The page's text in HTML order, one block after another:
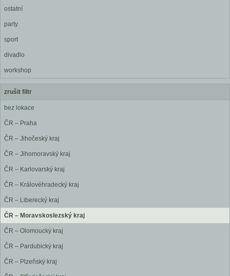
ostatní
party
sport
divadlo
workshop
zrušit filtr
bez lokace
ČR – Praha
ČR – Jihočeský kraj
ČR – Jihomoravský kraj
ČR – Karlovarský kraj
ČR – Královéhradecký kraj
ČR – Liberecký kraj
ČR – Moravskoslezský kraj
ČR – Olomoucký kraj
ČR – Pardubický kraj
ČR – Plzeňský kraj